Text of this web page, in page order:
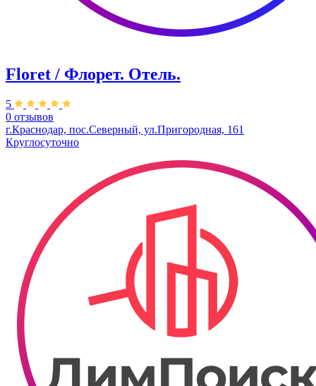
Floret / Флорет. ​Отель.
5
0 отзывов
г.Краснодар, пос.Северный, ул.Пригородная, 161
Круглосуточно